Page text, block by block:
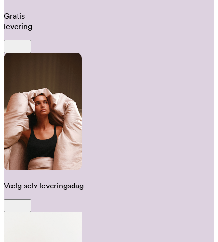
Gratis
levering
Vælg selv leveringsdag